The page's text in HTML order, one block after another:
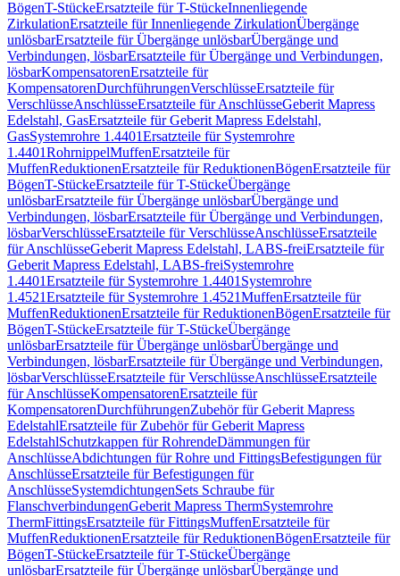
BögenT-StückeErsatzteile für T-StückeInnenliegende
ZirkulationErsatzteile für Innenliegende ZirkulationÜbergänge
unlösbarErsatzteile für Übergänge unlösbarÜbergänge und
Verbindungen, lösbarErsatzteile für Übergänge und Verbindungen,
lösbarKompensatorenErsatzteile für
KompensatorenDurchführungenVerschlüsseErsatzteile für
VerschlüsseAnschlüsseErsatzteile für AnschlüsseGeberit Mapress
Edelstahl, GasErsatzteile für Geberit Mapress Edelstahl,
GasSystemrohre 1.4401Ersatzteile für Systemrohre
1.4401RohrnippelMuffenErsatzteile für
MuffenReduktionenErsatzteile für ReduktionenBögenErsatzteile für
BögenT-StückeErsatzteile für T-StückeÜbergänge
unlösbarErsatzteile für Übergänge unlösbarÜbergänge und
Verbindungen, lösbarErsatzteile für Übergänge und Verbindungen,
lösbarVerschlüsseErsatzteile für VerschlüsseAnschlüsseErsatzteile
für AnschlüsseGeberit Mapress Edelstahl, LABS-freiErsatzteile für
Geberit Mapress Edelstahl, LABS-freiSystemrohre
1.4401Ersatzteile für Systemrohre 1.4401 Systemrohre
1.4521Ersatzteile für Systemrohre 1.4521MuffenErsatzteile für
MuffenReduktionenErsatzteile für ReduktionenBögenErsatzteile für
BögenT-StückeErsatzteile für T-StückeÜbergänge
unlösbarErsatzteile für Übergänge unlösbarÜbergänge und
Verbindungen, lösbarErsatzteile für Übergänge und Verbindungen,
lösbarVerschlüsseErsatzteile für VerschlüsseAnschlüsseErsatzteile
für AnschlüsseKompensatorenErsatzteile für
KompensatorenDurchführungenZubehör für Geberit Mapress
EdelstahlErsatzteile für Zubehör für Geberit Mapress
EdelstahlSchutzkappen für RohrendeDämmungen für
AnschlüsseAbdichtungen für Rohre und FittingsBefestigungen für
AnschlüsseErsatzteile für Befestigungen für
AnschlüsseSystemdichtungenSets Schraube für
FlanschverbindungenGeberit Mapress ThermSystemrohre
ThermFittingsErsatzteile für FittingsMuffenErsatzteile für
MuffenReduktionenErsatzteile für ReduktionenBögenErsatzteile für
BögenT-StückeErsatzteile für T-StückeÜbergänge
unlösbarErsatzteile für Übergänge unlösbarÜbergänge und